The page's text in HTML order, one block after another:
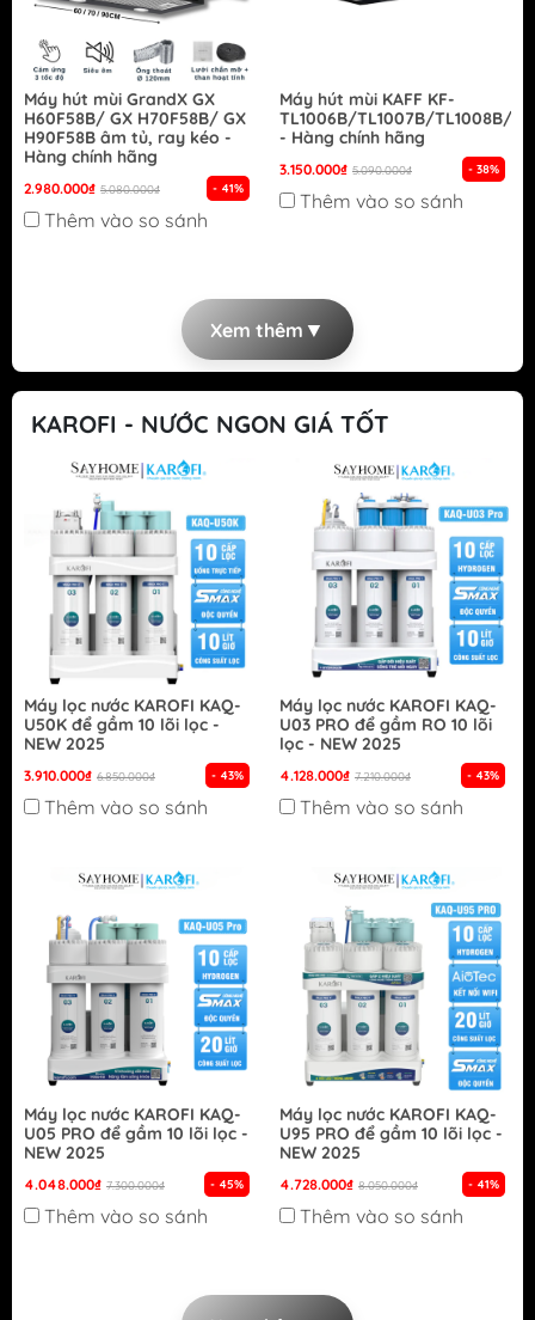
Máy hút mùi GrandX GX
H60F58B/ GX H70F58B/ GX
H90F58B âm tủ, ray kéo -
Hàng chính hãng
2.980.000₫ 5.080.000₫ - 41%
Thêm vào so sánh
Máy hút mùi KAFF KF-
TL1006B/TL1007B/TL1008B/
- Hàng chính hãng
3.150.000₫ 5.090.000₫ - 38%
Thêm vào so sánh
Xem thêm ▼
KAROFI - NƯỚC NGON GIÁ TỐT
Máy lọc nước KAROFI KAQ-
U50K để gầm 10 lõi lọc -
NEW 2025
3.910.000₫ 6.850.000₫ - 43%
Thêm vào so sánh
Máy lọc nước KAROFI KAQ-
U03 PRO để gầm RO 10 lõi
lọc - NEW 2025
4.128.000₫ 7.210.000₫ - 43%
Thêm vào so sánh
Máy lọc nước KAROFI KAQ-
U05 PRO để gầm 10 lõi lọc -
NEW 2025
4.048.000₫ 7.300.000₫ - 45%
Thêm vào so sánh
Máy lọc nước KAROFI KAQ-
U95 PRO để gầm 10 lõi lọc -
NEW 2025
4.728.000₫ 8.050.000₫ - 41%
Thêm vào so sánh